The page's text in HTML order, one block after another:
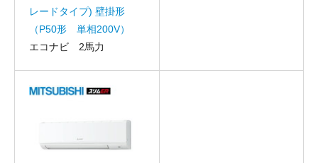
レードタイプ) 壁掛形
（P50形 単相200V）
エコナビ 2馬力